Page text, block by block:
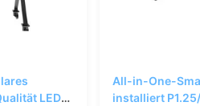
LED-
All-in-One-
installiert